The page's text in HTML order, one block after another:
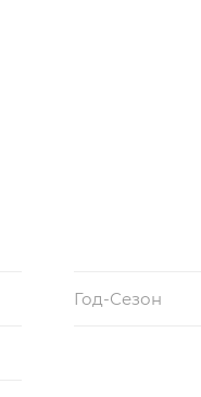
Год-Сезон